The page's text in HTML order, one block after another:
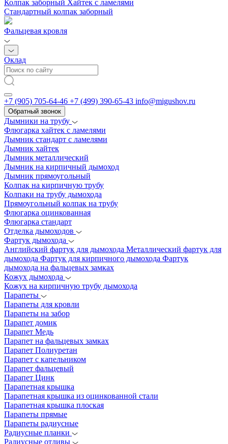
Колпак заборный Хайтек с ламелями
Стандартный колпак заборный
Фальцевая кровля
Оклад
+7 (905) 705-64-46 +7 (499) 390-65-43 info@migushov.ru
Обратный звонок
Дымники на трубу
Флюгарка хайтек с ламелями
Дымник стандарт с ламелями
Дымник хайтек
Дымник металлический
Дымник на кирпичный дымоход
Дымник прямоугольный
Колпак на кирпичную трубу
Колпаки на трубу дымохода
Прямоугольный колпак на трубу
Флюгарка оцинкованная
Флюгарка стандарт
Отделка дымоходов
Фартук дымохода
Английский фартук для дымохода Металлический фартук для
дымохода Фартук для кирпичного дымохода Фартук
дымохода на фальцевых замках
Кожух дымохода
Кожух на кирпичную трубу дымохода
Парапеты
Парапеты для кровли
Парапеты на забор
Парапет домик
Парапет Медь
Парапет на фальцевых замках
Парапет Полиуретан
Парапет с капельником
Парапет фальцевый
Парапет Цинк
Парапетная крышка
Парапетная крышка из оцинкованной стали
Парапетная крышка плоская
Парапеты прямые
Парапеты радиусные
Радиусные планки
Радиусные отливы